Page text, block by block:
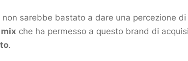
sarebbe bastato a dare una percezione di
che ha permesso a questo brand di
.